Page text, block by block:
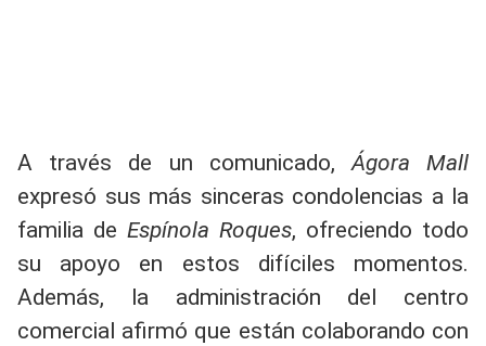
A través de un comunicado,Ágora Mall
expresó sus más sinceras condolencias a la
familia de Espínola Roques, ofreciendo todo
su apoyo en estos difíciles momentos.
Además, la administración del centro
comercial afirmó que están colaborando con